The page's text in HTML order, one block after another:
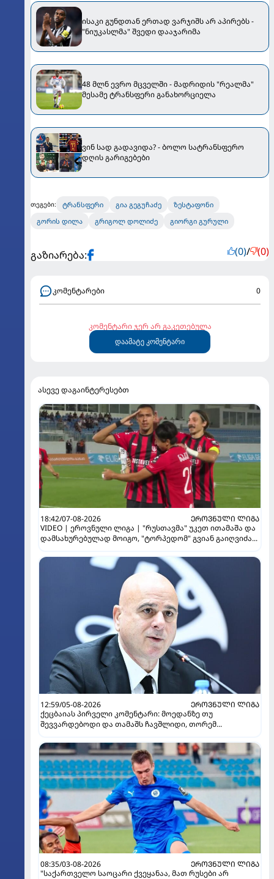
ისაკი გუნდთან ერთად ვარჯიშს არ აპირებს -
"ნიუკასლმა" შვედი დააჯარიმა
48 მლნ ევრო მცველში - მადრიდის "რეალმა"
მესამე ტრანსფერი განახორციელა
ვინ სად გადავიდა? - ბოლო სატრანსფერო
დღის გარიგებები
თეგები: ტრანსფერი გია გეგუჩაძე
ზესტაფონი
გორის დილა
გრიგოლ დოლიძე გიორგი გურული
გაზიარება: (0)/ (0)
კომენტარები 0
კომენტარი ჯერ არ გაკეთებულა
დაამატე კომენტარი
ასევე დაგაინტერესებთ
18:42/07-08-2026
ᲔᲠᲝᲕᲜᲣᲚᲘ ᲚᲘᲒᲐ
VIDEO | ეროვნული ლიგა | "რუსთავმა" უკეთ ითამაშა და
დამსახურებულად მოიგო, "ტორპედომ" გვიან გაიღვიძა...
12:59/05-08-2026
ᲔᲠᲝᲕᲜᲣᲚᲘ ᲚᲘᲒᲐ
ქეცბაიას პირველი კომენტარი: მოედანზე თუ
შევვარდებოდი და თამაშს ჩავშლიდი, თორემ...
08:35/03-08-2026
ᲔᲠᲝᲕᲜᲣᲚᲘ ᲚᲘᲒᲐ
"საქართველო საოცარი ქვეყანაა, მათ რუსები არ